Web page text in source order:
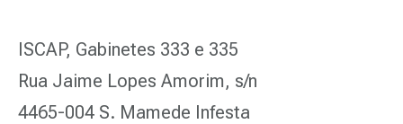
ISCAP, Gabinetes 333 e 335
Rua Jaime Lopes Amorim, s/n
4465-004 S. Mamede Infesta